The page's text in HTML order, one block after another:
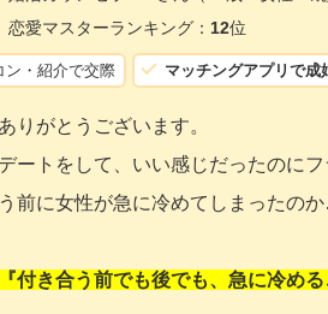
恋愛マスターランキング： 12位
ン・紹介で交際 マッチングアプリで成
りがとうございます。
ートをして、いい感じだったのにフ
前に女性が急に冷めてしまったの
付き合う前でも後でも、急に冷め